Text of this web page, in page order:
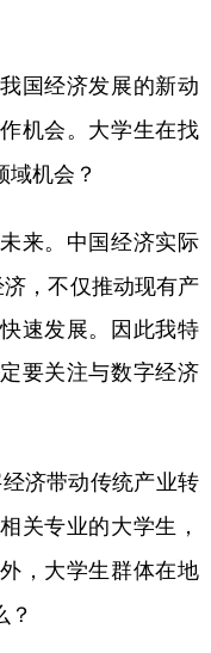
国经济发展的新动
机会。大学生在找
机会？
来。中国经济实际
，不仅推动现有产
速发展。因此我特
要关注与数字经济
济带动传统产业转
关专业的大学生，
，大学生群体在地